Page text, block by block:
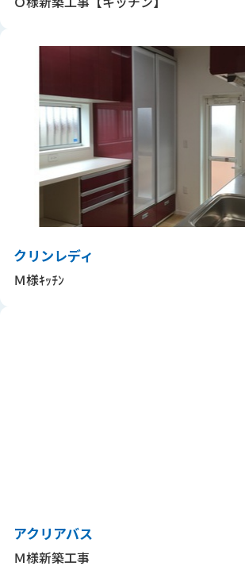
クリンレディ
Ｍ様ｷｯﾁﾝ
アクリアバス
Ｍ様新築工事